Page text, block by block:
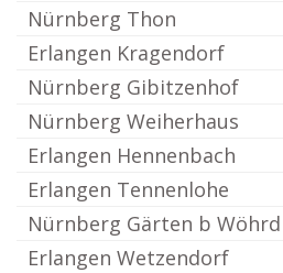
Nürnberg Thon
Erlangen Kragendorf
Nürnberg Gibitzenhof
Nürnberg Weiherhaus
Erlangen Hennenbach
Erlangen Tennenlohe
Nürnberg Gärten b Wöhrd
Erlangen Wetzendorf